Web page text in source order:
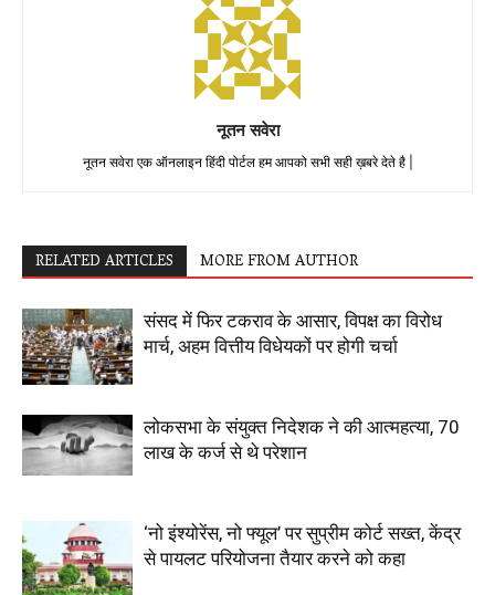
नूतन सवेरा
नूतन सवेरा एक ऑनलाइन हिंदी पोर्टल हम आपको सभी सही ख़बरे देते है |
RELATED ARTICLES MORE FROM AUTHOR
संसद में फिर टकराव के आसार, विपक्ष का विरोध
मार्च, अहम वित्तीय विधेयकों पर होगी चर्चा
लोकसभा के संयुक्त निदेशक ने की आत्महत्या, 70
लाख के कर्ज से थे परेशान
‘नो इंश्योरेंस, नो फ्यूल’ पर सुप्रीम कोर्ट सख्त, केंद्र
से पायलट परियोजना तैयार करने को कहा